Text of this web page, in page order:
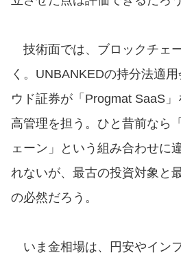
技術面では、ブロックチェ
く。UNBANKEDの持分法適
ウド証券が「Progmat SaaS
高管理を担う。ひと昔前なら
ェーン」という組み合わせに
れないが、最古の投資対象と
の必然だろう。
いま金相場は、円安やイン